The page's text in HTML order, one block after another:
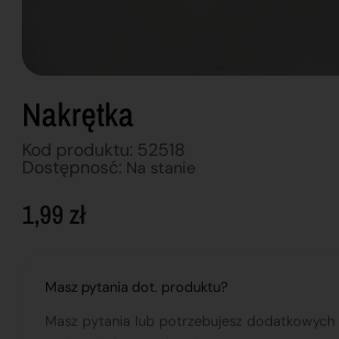
Nakrętka
Kod produktu: 52518
Dostępnosć: Na stanie
1,99 zł
Masz pytania dot. produktu?
Masz pytania lub potrzebujesz dodatkowych